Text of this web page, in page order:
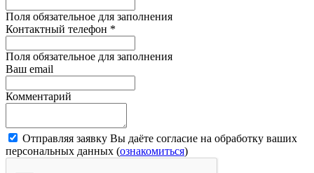
Поля обязательное для заполнения
Контактный телефон *
Поля обязательное для заполнения
Ваш email
Комментарий
Отправляя заявку Вы даёте согласие на обработку ваших
персональных данных (ознакомиться)